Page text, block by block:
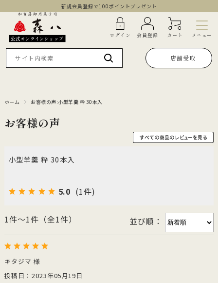
新規会員登録で100ポイントプレゼント
公式オンラインショップ ログイン 会員登録 カート メニュー
店舗受取
ホーム お客様の声:小型羊羹 粋 30本入
お客様の声
小型羊羹 粋 30本入
5.0 (1件)
1件～1件（全1件） 並び順：
キタジマ 様
投稿日：2023年05月19日